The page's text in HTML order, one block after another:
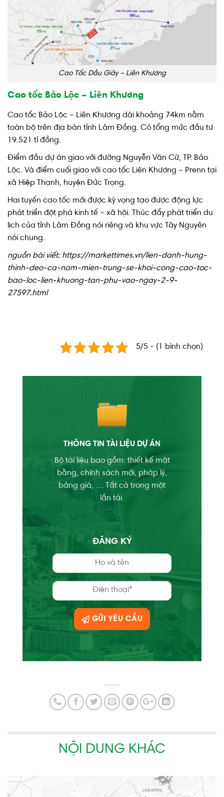
Cao Tốc Dầu Giây – Liên Khương
Cao tốc Bảo Lộc – Liên Khương
Cao tốc Bảo Lộc – Liên Khương dài khoảng 74km nằm
toàn bộ trên địa bàn tỉnh Lâm Đồng. Có tổng mức đầu tư
19.521 tỉ đồng.
Điểm đầu dự án giao với đường Nguyễn Văn Cừ, TP. Bảo
Lộc. Và điểm cuối giao với cao tốc Liên Khương – Prenn tại
xã Hiệp Thạnh, huyện Đức Trọng.
Hai tuyến cao tốc mới được kỳ vọng tạo được động lực
phát triển đột phá kinh tế – xã hội. Thúc đẩy phát triển du
lịch của tỉnh Lâm Đồng nói riêng và khu vực Tây Nguyên
nói chung.
nguồn bài viết: https://markettimes.vn/lien-danh-hung-
thinh-deo-ca-nam-mien-trung-se-khoi-cong-cao-toc-
bao-loc-lien-khuong-tan-phu-vao-ngay-2-9-
27597.html
5/5 - (1 bình chọn)
THÔNG TIN TÀI LIỆU DỰ ÁN
Bộ tài liệu bao gồm: thiết kế mặt
bằng, chính sách mới, pháp lý,
bảng giá, … Tất cả trong một
lần tải.
ĐĂNG KÝ
GỬI YÊU CẦU
NỘI DUNG KHÁC